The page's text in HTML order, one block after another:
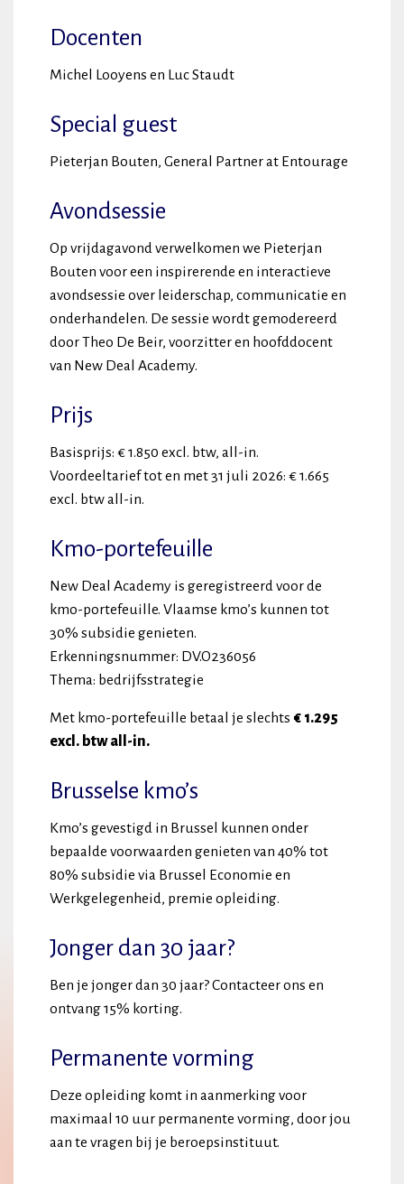
Docenten
Michel Looyens en Luc Staudt
Special guest
Pieterjan Bouten, General Partner at Entourage
Avondsessie
Op vrijdagavond verwelkomen we Pieterjan
Bouten voor een inspirerende en interactieve
avondsessie over leiderschap, communicatie en
onderhandelen. De sessie wordt gemodereerd
door Theo De Beir, voorzitter en hoofddocent
van New Deal Academy.
Prijs
Basisprijs: € 1.850 excl. btw, all-in.
Voordeeltarief tot en met 31 juli 2026: € 1.665
excl. btw all-in.
Kmo-portefeuille
New Deal Academy is geregistreerd voor de
kmo-portefeuille. Vlaamse kmo’s kunnen tot
30% subsidie genieten.
Erkenningsnummer: DV.O236056
Thema: bedrijfsstrategie
Met kmo-portefeuille betaal je slechts € 1.295
excl. btw all-in.
Brusselse kmo’s
Kmo’s gevestigd in Brussel kunnen onder
bepaalde voorwaarden genieten van 40% tot
80% subsidie via Brussel Economie en
Werkgelegenheid, premie opleiding.
Jonger dan 30 jaar?
Ben je jonger dan 30 jaar? Contacteer ons en
ontvang 15% korting.
Permanente vorming
Deze opleiding komt in aanmerking voor
maximaal 10 uur permanente vorming, door jou
aan te vragen bij je beroepsinstituut.